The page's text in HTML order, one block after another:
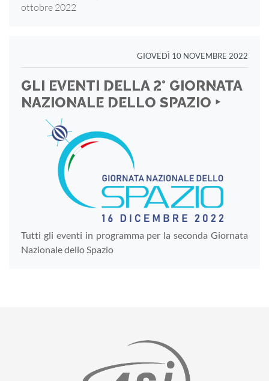
ottobre 2022
GIOVEDÌ 10 NOVEMBRE 2022
GLI EVENTI DELLA 2° GIORNATA
NAZIONALE DELLO SPAZIO ‣
Tutti gli eventi in programma per la seconda Giornata
Nazionale dello Spazio